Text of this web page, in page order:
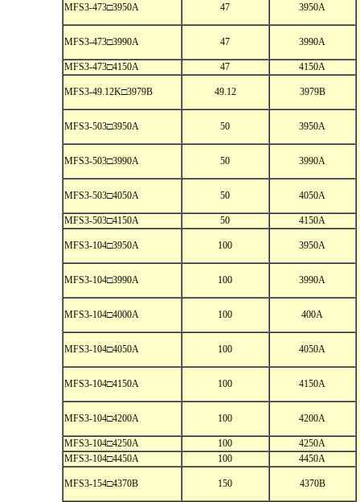
MFS3-473□3950A 47 3950A
MFS3-473□3990A 47 3990A
MFS3-473□4150A 47 4150A
MFS3-49.12K□3979B 49.12 3979B
MFS3-503□3950A 50 3950A
MFS3-503□3990A 50 3990A
MFS3-503□4050A 50 4050A
MFS3-503□4150A 50 4150A
MFS3-104□3950A 100 3950A
MFS3-104□3990A 100 3990A
MFS3-104□4000A 100 400A
MFS3-104□4050A 100 4050A
MFS3-104□4150A 100 4150A
MFS3-104□4200A 100 4200A
MFS3-104□4250A 100
4250A
MFS3-104□4450A
100 4450A
MFS3-154□4370B 150 4370B